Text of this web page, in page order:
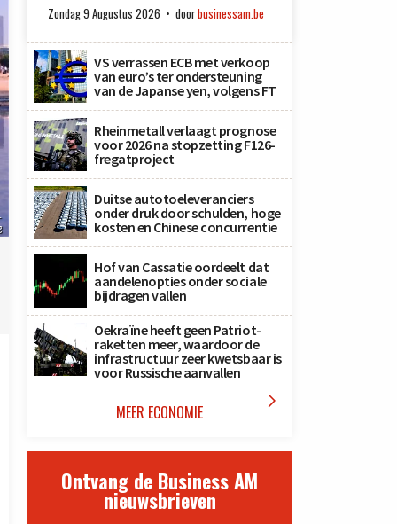
Zondag 9 Augustus 2026 doorbusinessam.be
VS verrassen ECB met verkoop
van euro’s ter ondersteuning
van de Japanse yen, volgens FT
Rheinmetall verlaagt prognose
voor 2026 na stopzetting F126-
fregatproject
Duitse autotoeleveranciers
onder druk door schulden, hoge
kosten en Chinese concurrentie
Hof van Cassatie oordeelt dat
aandelenopties onder sociale
bijdragen vallen
Oekraïne heeft geen Patriot-
raketten meer, waardoor de
infrastructuur zeer kwetsbaar is
voor Russische aanvallen
MEER ECONOMIE 
Ontvang de Business AM
nieuwsbrieven